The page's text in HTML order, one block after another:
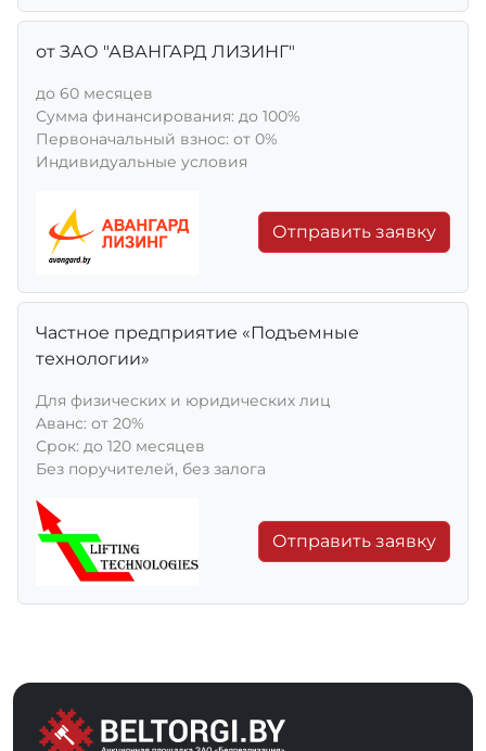
от ЗАО "АВАНГАРД ЛИЗИНГ"
до 60 месяцев
Сумма финансирования: до 100%
Первоначальный взнос: от 0%
Индивидуальные условия
Отправить заявку
Частное предприятие «Подъемные
технологии»
Для физических и юридических лиц
Aванс: от 20%
Срок: до 120 месяцев
Без поручителей, без залога
Отправить заявку